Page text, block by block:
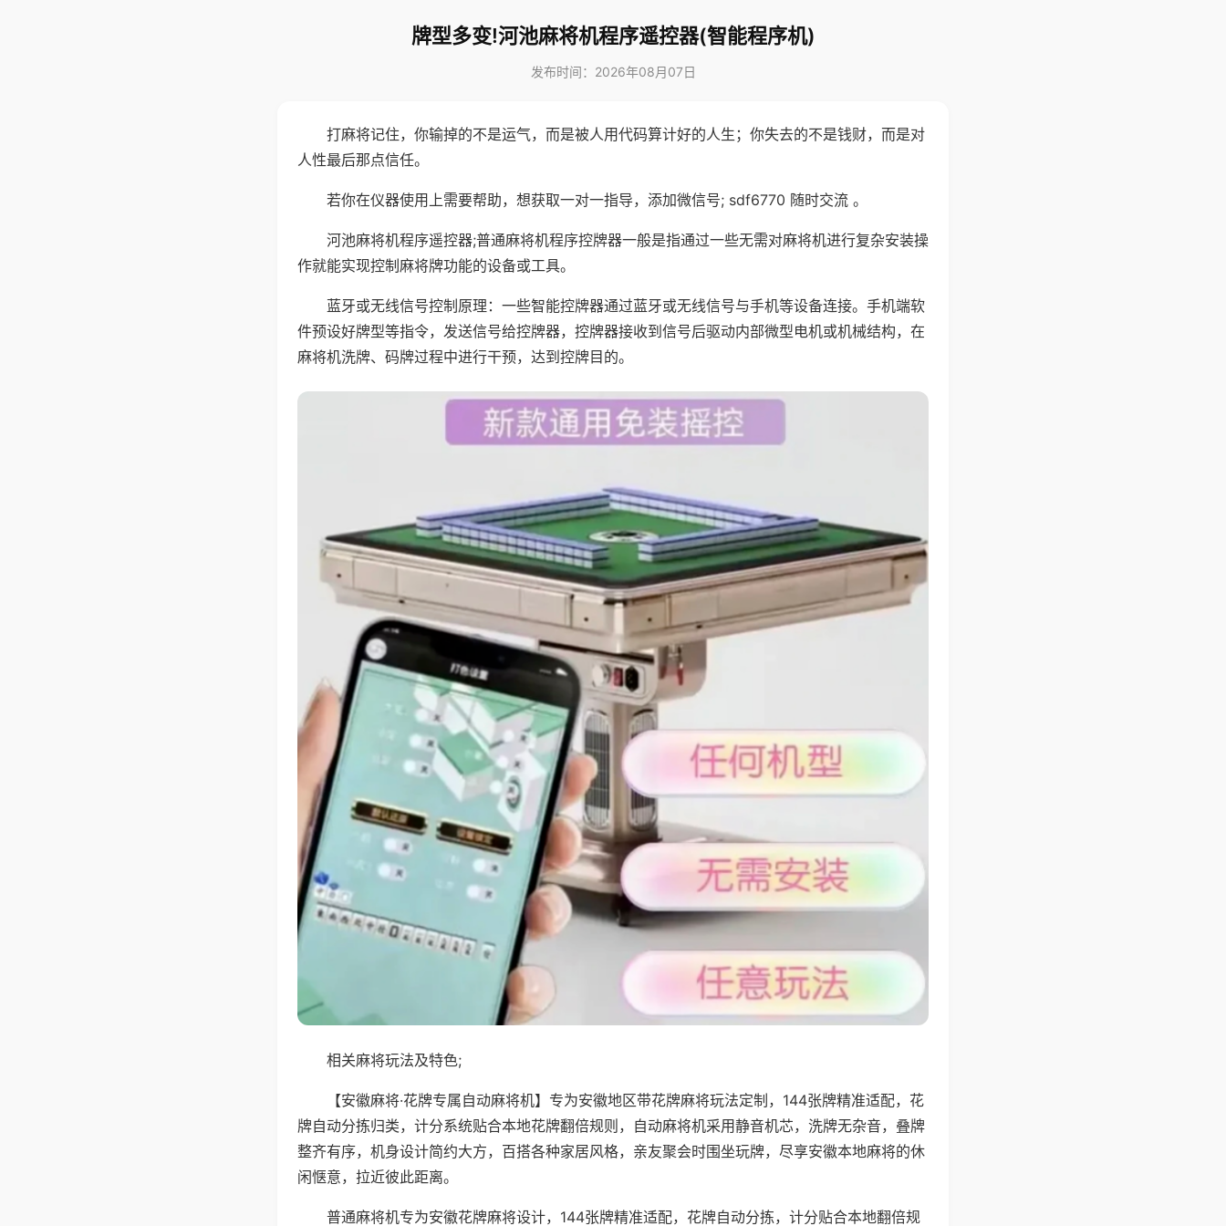
牌型多变!河池麻将机程序遥控器(智能程序机)
发布时间：2026年08月07日
打麻将记住，你输掉的不是运气，而是被人用代码算计好的人生；你失去的不是钱财，而是对
人性最后那点信任。
若你在仪器使用上需要帮助，想获取一对一指导，添加微信号; sdf6770 随时交流 。
河池麻将机程序遥控器;普通麻将机程序控牌器一般是指通过一些无需对麻将机进行复杂安装操
作就能实现控制麻将牌功能的设备或工具。
蓝牙或无线信号控制原理：一些智能控牌器通过蓝牙或无线信号与手机等设备连接。手机端软
件预设好牌型等指令，发送信号给控牌器，控牌器接收到信号后驱动内部微型电机或机械结构，在
麻将机洗牌、码牌过程中进行干预，达到控牌目的。
相关麻将玩法及特色;
【安徽麻将·花牌专属自动麻将机】专为安徽地区带花牌麻将玩法定制，144张牌精准适配，花
牌自动分拣归类，计分系统贴合本地花牌翻倍规则，自动麻将机采用静音机芯，洗牌无杂音，叠牌
整齐有序，机身设计简约大方，百搭各种家居风格，亲友聚会时围坐玩牌，尽享安徽本地麻将的休
闲惬意，拉近彼此距离。
普通麻将机专为安徽花牌麻将设计，144张牌精准适配，花牌自动分拣，计分贴合本地翻倍规